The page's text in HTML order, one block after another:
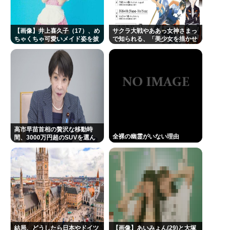
【画像】井上喜久子（17）、め
ちゃくちゃ可愛いメイド姿を披
サクラ大戦やああっ女神さまっ
で知られる、「美少女を描かせ
高市早苗首相の贅沢な移動時
間、3000万円超のSUVを選ん
全裸の幽霊がいない理由
結局、どうしたら日本やドイツ
【画像】あいみょん(29)と大塚